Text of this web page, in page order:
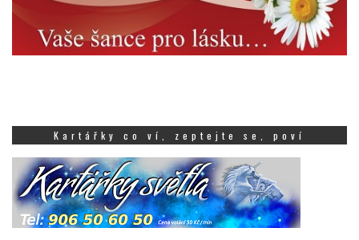
Kartářky co ví, zeptejte se, poví